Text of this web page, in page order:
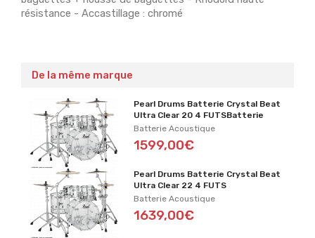
résistance - Accastillage : chromé
De la même marque
Pearl Drums Batterie Crystal Beat
Ultra Clear 20 4 FUTSBatterie
Batterie Acoustique
1599,00€
Pearl Drums Batterie Crystal Beat
Ultra Clear 22 4 FUTS
Batterie Acoustique
1639,00€